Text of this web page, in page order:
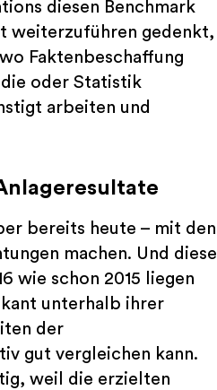
diesen Benchmark
weiterzuführen gedenkt,
Faktenbeschaffung
oder Statistik
arbeiten und
bereits heute – mit den
machen. Und diese
wie schon 2015 liegen
unterhalb ihrer
der
gut vergleichen kann.
weil die erzielten